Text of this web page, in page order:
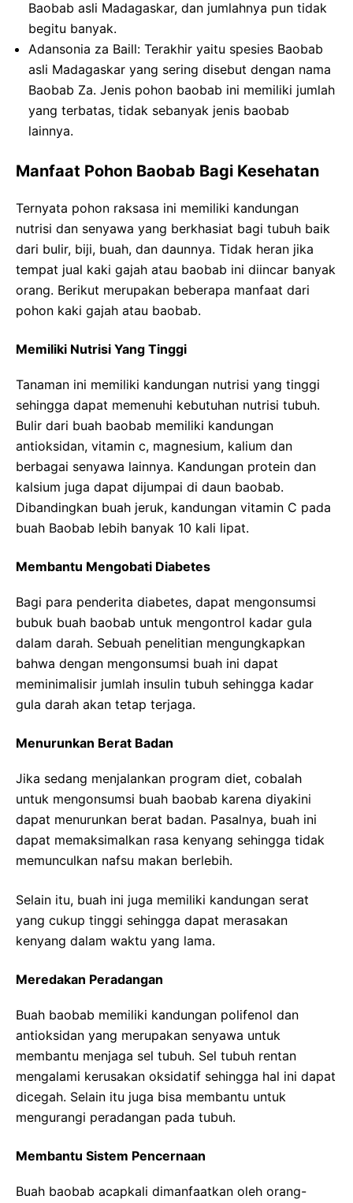
Baobab asli Madagaskar, dan jumlahnya pun tidak
begitu banyak.
Adansonia za Baill: Terakhir yaitu spesies Baobab
asli Madagaskar yang sering disebut dengan nama
Baobab Za. Jenis pohon baobab ini memiliki jumlah
yang terbatas, tidak sebanyak jenis baobab
lainnya.
Manfaat Pohon Baobab Bagi Kesehatan
Ternyata pohon raksasa ini memiliki kandungan
nutrisi dan senyawa yang berkhasiat bagi tubuh baik
dari bulir, biji, buah, dan daunnya. Tidak heran jika
tempat jual kaki gajah atau baobab ini diincar banyak
orang. Berikut merupakan beberapa manfaat dari
pohon kaki gajah atau baobab.
Memiliki Nutrisi Yang Tinggi
Tanaman ini memiliki kandungan nutrisi yang tinggi
sehingga dapat memenuhi kebutuhan nutrisi tubuh.
Bulir dari buah baobab memiliki kandungan
antioksidan, vitamin c, magnesium, kalium dan
berbagai senyawa lainnya. Kandungan protein dan
kalsium juga dapat dijumpai di daun baobab.
Dibandingkan buah jeruk, kandungan vitamin C pada
buah Baobab lebih banyak 10 kali lipat.
Membantu Mengobati Diabetes
Bagi para penderita diabetes, dapat mengonsumsi
bubuk buah baobab untuk mengontrol kadar gula
dalam darah. Sebuah penelitian mengungkapkan
bahwa dengan mengonsumsi buah ini dapat
meminimalisir jumlah insulin tubuh sehingga kadar
gula darah akan tetap terjaga.
Menurunkan Berat Badan
Jika sedang menjalankan program diet, cobalah
untuk mengonsumsi buah baobab karena diyakini
dapat menurunkan berat badan. Pasalnya, buah ini
dapat memaksimalkan rasa kenyang sehingga tidak
memunculkan nafsu makan berlebih.
Selain itu, buah ini juga memiliki kandungan serat
yang cukup tinggi sehingga dapat merasakan
kenyang dalam waktu yang lama.
Meredakan Peradangan
Buah baobab memiliki kandungan polifenol dan
antioksidan yang merupakan senyawa untuk
membantu menjaga sel tubuh. Sel tubuh rentan
mengalami kerusakan oksidatif sehingga hal ini dapat
dicegah. Selain itu juga bisa membantu untuk
mengurangi peradangan pada tubuh.
Membantu Sistem Pencernaan
Buah baobab acapkali dimanfaatkan oleh orang-